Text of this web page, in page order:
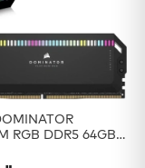
RGB DDR5 64GB